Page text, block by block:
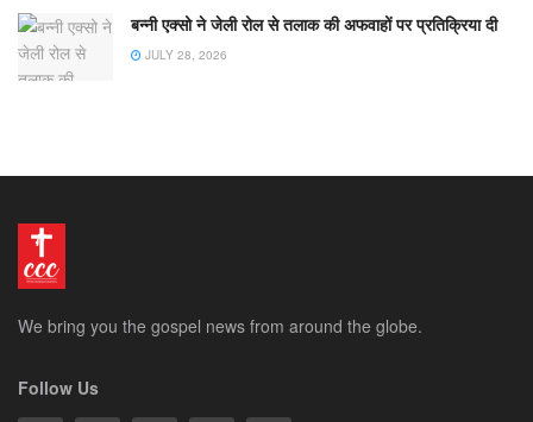
बन्नी एक्सो ने जेली रोल से तलाक की अफवाहों पर प्रतिक्रिया दी
JULY 28, 2026
We bring you the gospel news from around the globe.
Follow Us